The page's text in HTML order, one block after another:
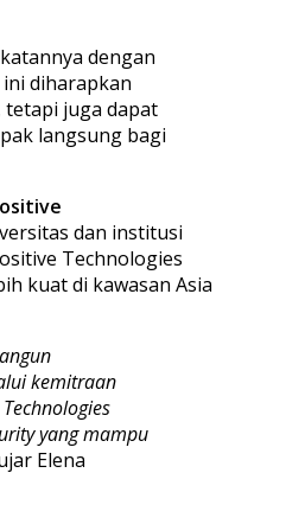
dengan
diharapkan
tetapi juga dapat
langsung bagi
dan institusi
Technologies
kuat di kawasan Asia
kemitraan
yang mampu
Elena